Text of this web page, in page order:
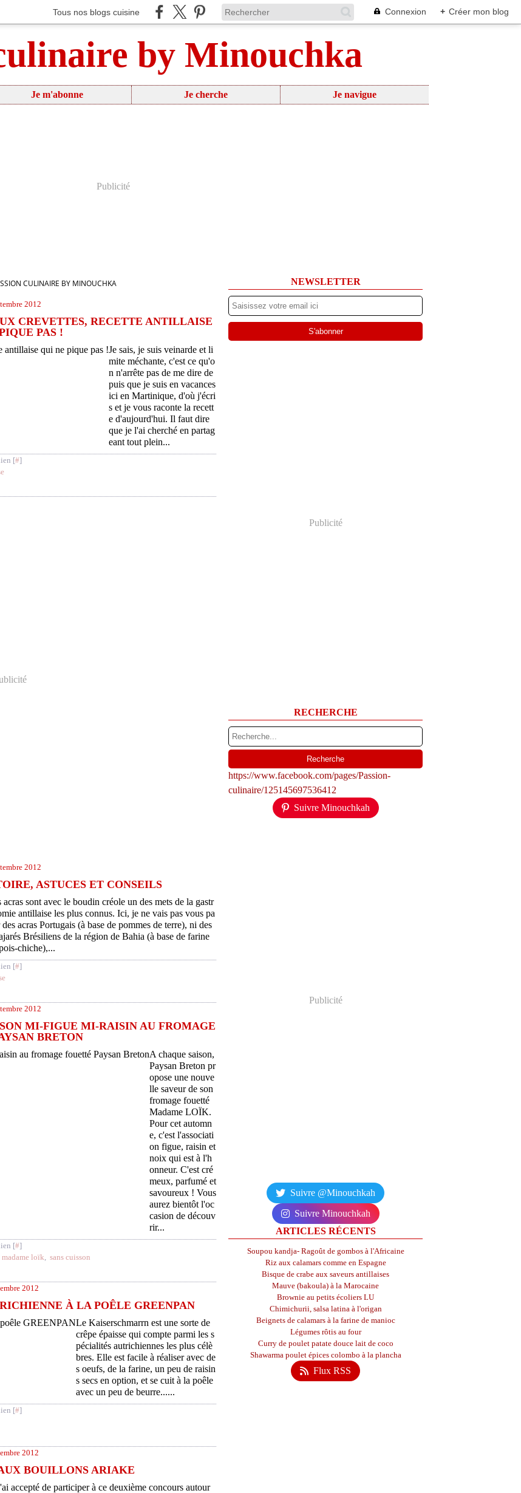
Tous nos blogs cuisine Connexion + Créer mon blog
by Minouchka
Je m'abonne Je cherche Je navigue
Publicité
CULINAIRE BY MINOUCHKA
2012
CREVETTES, RECETTE ANTILLAISE
PAS !
Je sais, je suis veinarde et li
mite méchante, c'est ce qu'o
n n'arrête pas de me dire de
puis que je suis en vacances
ici en Martinique, d'où j'écri
s et je vous raconte la recett
e d'aujourd'hui. Il faut dire
que je l'ai cherché en partag
eant tout plein...
[#]
2012
ASTUCES ET CONSEILS
acras sont avec le boudin créole un des mets de la gastr
antillaise les plus connus. Ici, je ne vais pas vous pa
acras Portugais (à base de pommes de terre), ni des
Brésiliens de la région de Bahia (à base de farine
chiche),...
[#]
2012
MI-FIGUE MI-RAISIN AU FROMAGE
BRETON
A chaque saison,
Paysan Breton pr
opose une nouve
lle saveur de son
fromage fouetté
Madame LOÏK.
Pour cet automn
e, c'est l'associati
on figue, raisin et
noix qui est à l'h
onneur. C'est cré
meux, parfumé et
savoureux ! Vous
aurez bientôt l'oc
casion de découv
rir...
[#]
madame loïk, sans cuisson
2012
À LA POÊLE GREENPAN
Le Kaiserschmarrn est une sorte de
crêpe épaisse qui compte parmi les s
pécialités autrichiennes les plus célè
bres. Elle est facile à réaliser avec de
s oeufs, de la farine, un peu de raisin
s secs en option, et se cuit à la poêle
avec un peu de beurre......
[#]
2012
BOUILLONS ARIAKE
accepté de participer à ce deuxième concours autour
NEWSLETTER
Publicité
RECHERCHE
https://www.facebook.com/pages/Passion-
culinaire/125145697536412
Suivre Minouchkah
Publicité
Suivre @Minouchkah
Suivre Minouchkah
ARTICLES RÉCENTS
Soupou kandja- Ragoût de gombos à l'Africaine
Riz aux calamars comme en Espagne
Bisque de crabe aux saveurs antillaises
Mauve (bakoula) à la Marocaine
Brownie au petits écoliers LU
Chimichurii, salsa latina à l'origan
Beignets de calamars à la farine de manioc
Légumes rôtis au four
Curry de poulet patate douce lait de coco
Shawarma poulet épices colombo à la plancha
Flux RSS